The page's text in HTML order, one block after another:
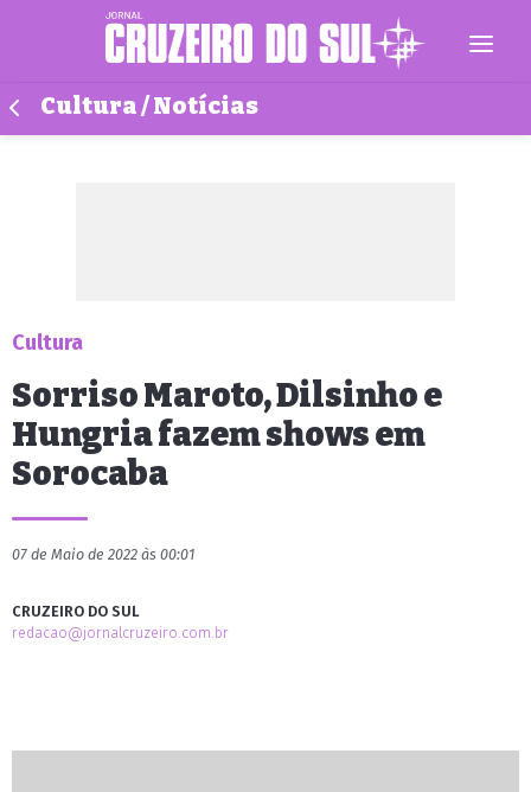
Cultura / Notícias
Cultura
Sorriso Maroto, Dilsinho e
Hungria fazem shows em
Sorocaba
07 de Maio de 2022 às 00:01
CRUZEIRO DO SUL
redacao@jornalcruzeiro.com.br